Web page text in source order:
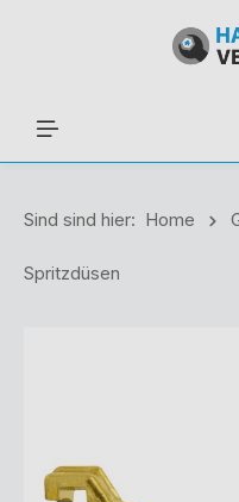
Sind sind hier: Home
Spritzdüsen